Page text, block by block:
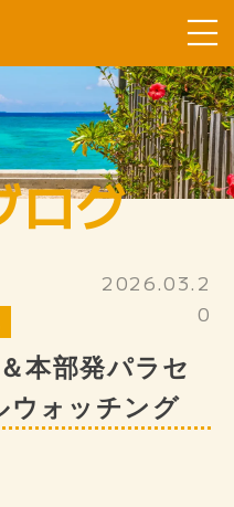
ログ
2026.03.2
0
本部発パラセ
ウォッチング